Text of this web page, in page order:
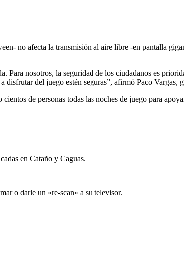
no afecta la transmisión al aire libre -en pantalla
Para nosotros, la seguridad de los ciudadanos es
del juego estén seguras”, afirmó Paco Vargas,
de personas todas las noches de juego para
en Cataño y Caguas.
o darle un «re-scan» a su televisor.